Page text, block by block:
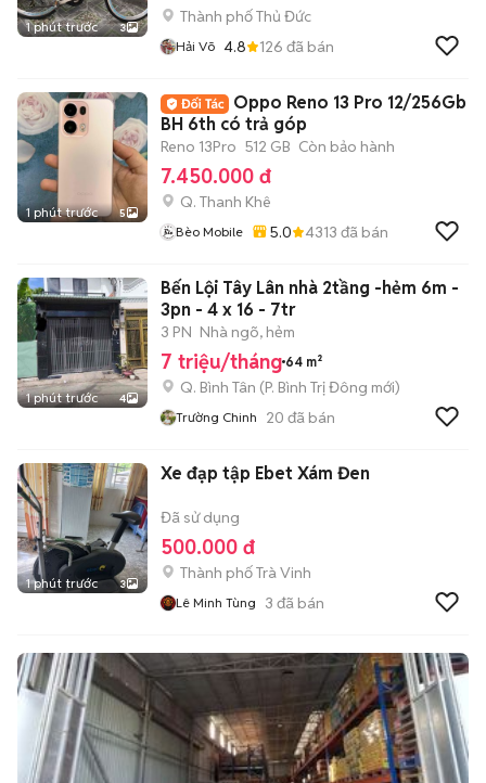
1 phút trước 3
Thành phố Thủ Đức
Hải Võ 4.8 126 đã bán
1 phút trước 5
Oppo Reno 13 Pro 12/256Gb
BH 6th có trả góp
Reno 13Pro 512 GB Còn bảo hành
7.450.000 đ
Q. Thanh Khê
Bèo Mobile 5.0 4313 đã bán
1 phút trước 4
Bến Lội Tây Lân nhà 2tầng -hẻm 6m -
3pn - 4 x 16 - 7tr
3 PN Nhà ngõ, hẻm
7 triệu/tháng 64 m²
Q. Bình Tân (P. Bình Trị Đông mới)
Trường Chinh 20 đã bán
1 phút trước 3
Xe đạp tập Ebet Xám Đen
Đã sử dụng
500.000 đ
Thành phố Trà Vinh
Lê Minh Tùng 3 đã bán